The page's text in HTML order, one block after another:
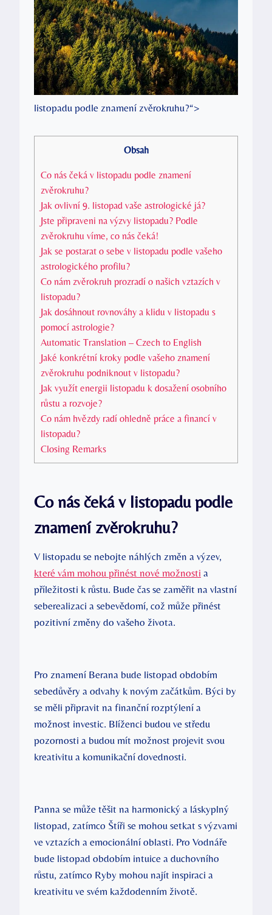
listopadu podle znamení zvěrokruhu?“>
Obsah
Co nás čeká v listopadu podle znamení
zvěrokruhu?
Jak ovlivní 9. listopad vaše astrologické já?
Jste připraveni na výzvy listopadu? Podle
zvěrokruhu víme, co nás čeká!
Jak se postarat o sebe v listopadu podle vašeho
astrologického profilu?
Co nám zvěrokruh prozradí o našich vztazích v
listopadu?
Jak dosáhnout rovnováhy a klidu v listopadu s
pomocí astrologie?
Automatic Translation – Czech to English
Jaké konkrétní kroky podle vašeho znamení
zvěrokruhu podniknout v listopadu?
Jak využít energii listopadu k dosažení osobního
růstu a rozvoje?
Co nám hvězdy radí ohledně práce a financí v
listopadu?
Closing Remarks
Co nás čeká v listopadu podle
znamení zvěrokruhu?
V listopadu se nebojte náhlých změn a výzev,
které vám mohou přinést nové možnosti a
příležitosti k růstu. Bude čas se zaměřit na vlastní
seberealizaci a sebevědomí, což může přinést
pozitivní změny do vašeho života.
Pro znamení Berana bude listopad obdobím
sebedůvěry a odvahy k novým začátkům. Býci by
se měli připravit na finanční rozptýlení a
možnost investic. Blíženci budou ve středu
pozornosti a budou mít možnost projevit svou
kreativitu a komunikační dovednosti.
Panna se může těšit na harmonický a láskyplný
listopad, zatímco Štíři se mohou setkat s výzvami
ve vztazích a emocionální oblasti. Pro Vodnáře
bude listopad obdobím intuice a duchovního
růstu, zatímco Ryby mohou najít inspiraci a
kreativitu ve svém každodenním životě.